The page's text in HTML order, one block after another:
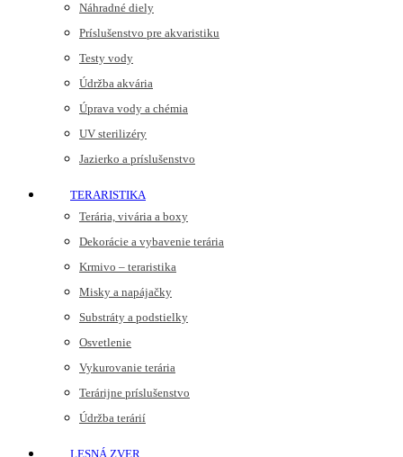
Náhradné diely
Príslušenstvo pre akvaristiku
Testy vody
Údržba akvária
Úprava vody a chémia
UV sterilizéry
Jazierko a príslušenstvo
TERARISTIKA
Terária, vivária a boxy
Dekorácie a vybavenie terária
Krmivo – teraristika
Misky a napájačky
Substráty a podstielky
Osvetlenie
Vykurovanie terária
Terárijne príslušenstvo
Údržba terárií
LESNÁ ZVER